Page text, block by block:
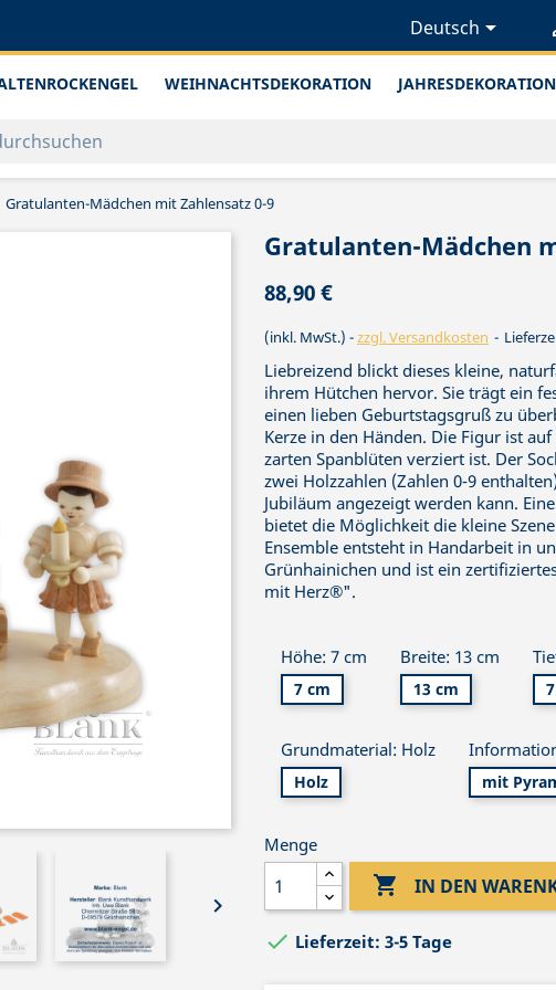
Deutsch
WEIHNACHTSDEKORATION JAHRESDEKORATION
Gratulanten-Mädchen mit Zahlensatz 0-9

Gratulanten-Mädchen
88,90 €
(inkl. MwSt.) zzgl. Versandkosten
Liebreizend blickt dieses kleine,
ihrem Hütchen hervor. Sie trägt ein
einen lieben Geburtstagsgruß zu
Kerze in den Händen. Die Figur ist
zarten Spanblüten verziert ist. Der
zwei Holzzahlen (Zahlen 0-9
Jubiläum angezeigt werden kann.
bietet die Möglichkeit die kleine
Ensemble entsteht in Handarbeit in
Grünhainichen und ist ein
mit Herz®".
Höhe: 7 cm
7 cm
Breite: 13 cm
13 cm
Grundmaterial: Holz
Holz mit
Menge
 IN DEN
 Lieferzeit: 3-5 Tage